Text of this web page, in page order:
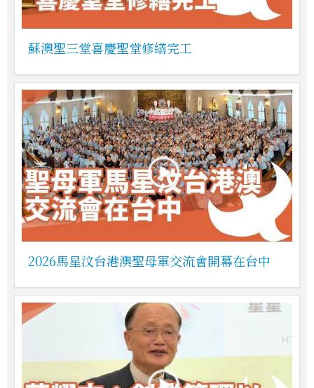
蘇澳聖三堂喜慶聖堂修繕完工
2026馬星汶台港澳聖母軍交流會開幕在台中